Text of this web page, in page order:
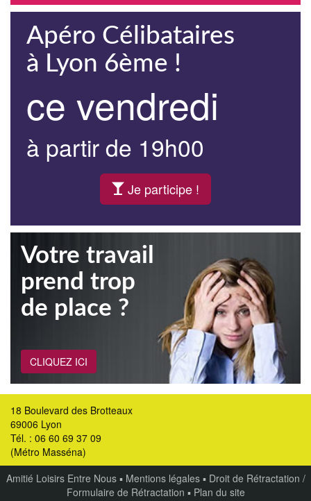
Apéro Célibataires
à Lyon 6ème !
ce vendredi
à partir de 19h00
Je participe !
Votre travail
prend trop
de place ?
CLIQUEZ ICI
18 Boulevard des Brotteaux
69006 Lyon
Tél. : 06 60 69 37 09
(Métro Masséna)
Amitié Loisirs Entre Nous▪ Mentions légales▪ Droit de Rétractation /
Formulaire de Rétractation ▪ Plan du site